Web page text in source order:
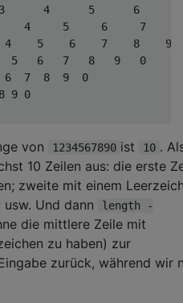
4      5      6
4     5     6     7
5    6    7    8    9
5   6   7   8   9   0
7  8  9  0
9 0
von 1234567890 ist 10 .
10 Zeilen aus: die erste
zweite mit einem
Und dann
length -
die mittlere Zeile mit
zu haben) zur
zurück, während wir